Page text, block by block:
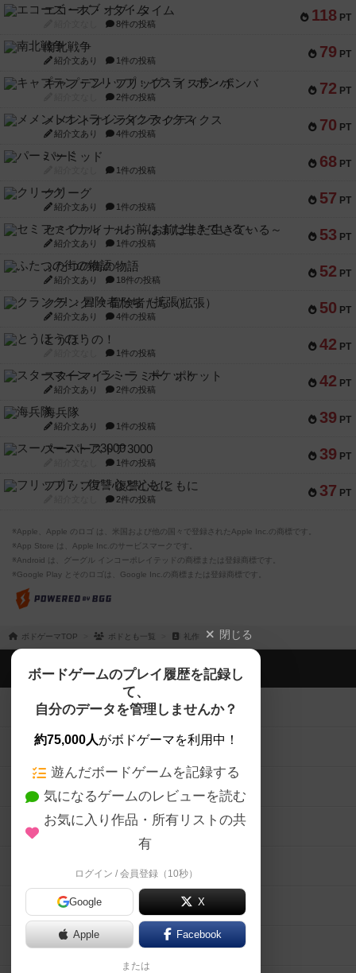
118 PT
エコーズ・オブ・タイム
8件の投稿
79 PT
南北戦争
紹介文あり 1件の投稿
72 PT
キャプテン・フリップ：イスラ・ボンバ
2件の投稿
70 PT
メメントオンラインタクティクス
紹介文あり 4件の投稿
68 PT
パーミッド
1件の投稿
57 PT
クリーグ
紹介文あり 1件の投稿
53 PT
セミファイナル ～お前はまだ生きている～
紹介文あり 1件の投稿
52 PT
ふたつの街の物語
紹介文あり 18件の投稿
50 PT
クランク! ：冒険者たち（拡張）
紹介文あり 4件の投稿
42 PT
とうほうの！
1件の投稿
42 PT
スターマイン・ラミー ポケット
紹介文あり 2件の投稿
39 PT
海兵隊
紹介文あり 1件の投稿
39 PT
スーパーストア3000
1件の投稿
37 PT
フリップ７：復讐心とともに
2件の投稿
※Apple、Apple のロゴ は、米国および他の国々で登録されたApple Inc.の商標です。
※App Store は、Apple Inc.のサービスマークです。
※Android は、グーグル インコーポレイテッドの商標または登録商標です。
※Google Play とそのロゴは、Google Inc.の商標または登録商標です。
ボドゲーマTOP ボドとも一覧 礼作 閉じる
ボードゲームのプレイ履歴を記録し
て、
自分のデータを管理しませんか？
約75,000人がボドゲーマを利用中！
遊んだボードゲームを記録する
気になるゲームのレビューを読む
お気に入り作品・所有リストの共
有
ログイン / 会員登録（10秒）
Google X
Apple Facebook
または
ボドゲーマTOP
ボードゲームを検索する
ボードゲームの新着レビュー
ボードゲーム会情報
メカニクス特集
掲示板・トピックス
ボドとも・会員一覧
ボードゲーム業界コラム